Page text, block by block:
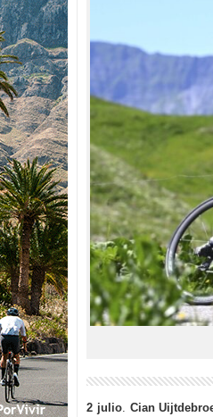
2 julio. Cian